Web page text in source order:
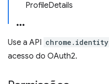
ProfileDetails
Use a API chrome.identity
acesso do OAuth2.